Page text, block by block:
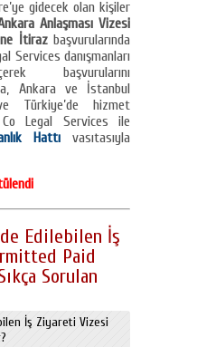
gidecek olan kişiler
Anlaşması Vizesi
İtirazbaşvurularında
Services danışmanları
başvurularını
Ankara ve İstanbul
Türkiye’de hizmet
Legal Services ile
Hattıvasıtasıyla
Edilebilen İş
Paid
Sorulan
İş Ziyareti Vizesi